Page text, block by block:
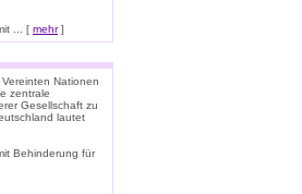
... [ mehr]
Nationen
zentrale
Gesellschaft zu
lautet
Behinderung für